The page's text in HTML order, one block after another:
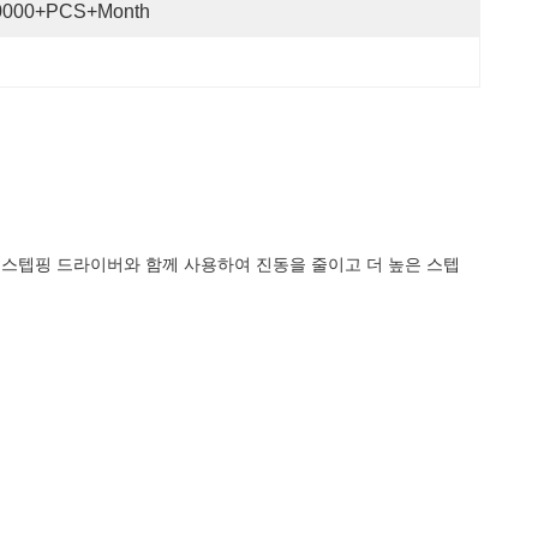
텝핑 드라이버와 함께 사용하여 진동을 줄이고 더 높은 스텝